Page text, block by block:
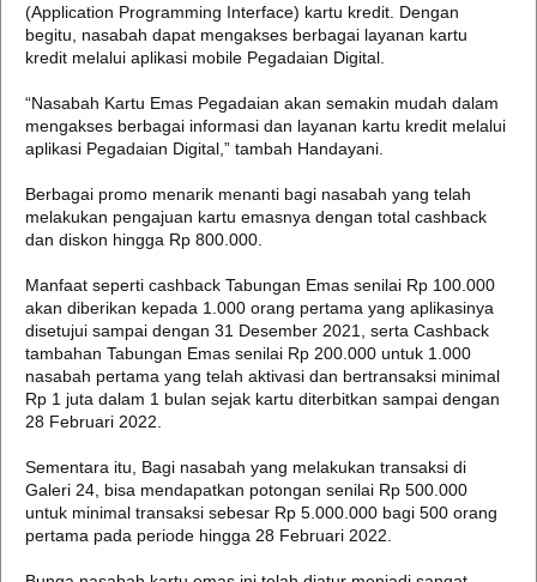
(Application Programming Interface) kartu kredit. Dengan
begitu, nasabah dapat mengakses berbagai layanan kartu
kredit melalui aplikasi mobile Pegadaian Digital.
“Nasabah Kartu Emas Pegadaian akan semakin mudah dalam
mengakses berbagai informasi dan layanan kartu kredit melalui
aplikasi Pegadaian Digital,” tambah Handayani.
Berbagai promo menarik menanti bagi nasabah yang telah
melakukan pengajuan kartu emasnya dengan total cashback
dan diskon hingga Rp 800.000.
Manfaat seperti cashback Tabungan Emas senilai Rp 100.000
akan diberikan kepada 1.000 orang pertama yang aplikasinya
disetujui sampai dengan 31 Desember 2021, serta Cashback
tambahan Tabungan Emas senilai Rp 200.000 untuk 1.000
nasabah pertama yang telah aktivasi dan bertransaksi minimal
Rp 1 juta dalam 1 bulan sejak kartu diterbitkan sampai dengan
28 Februari 2022.
Sementara itu, Bagi nasabah yang melakukan transaksi di
Galeri 24, bisa mendapatkan potongan senilai Rp 500.000
untuk minimal transaksi sebesar Rp 5.000.000 bagi 500 orang
pertama pada periode hingga 28 Februari 2022.